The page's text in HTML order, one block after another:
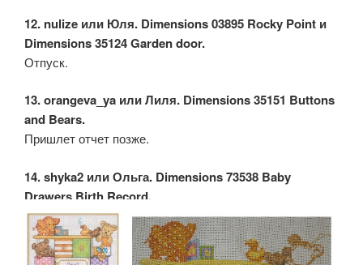
12. nulize или Юля. Dimensions 03895 Rocky Point и
Dimensions 35124 Garden door.
Отпуск.
13. orangeva_ya или Лиля. Dimensions 35151 Buttons
and Bears.
Пришлет отчет позже.
14. shyka2 или Ольга. Dimensions 73538 Baby
Drawers Birth Record.